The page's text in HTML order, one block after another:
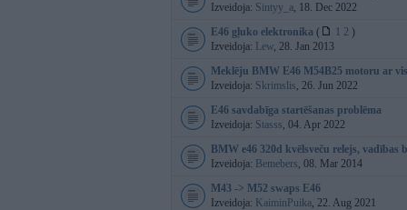
Izveidoja: Sintyy_a, 18. Dec 2022
E46 gļuko elektronika ( 1 2 )
Izveidoja: Lew, 28. Jan 2013
Meklēju BMW E46 M54B25 motoru ar
Izveidoja: Skrimslis, 26. Jun 2022
E46 savdabīga startēšanas problēma
Izveidoja: Stasss, 04. Apr 2022
BMW e46 320d kvēlsveču relejs, vadības
Izveidoja: Bemebers, 08. Mar 2014
M43 -> M52 swaps E46
Izveidoja: KaiminPuika, 22. Aug 2021